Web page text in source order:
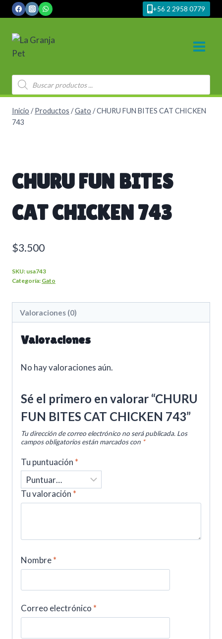
Saltar
al
contenido
+56 2 2958 0779
Búsqueda
de
productos
Inicio / Productos /Gato /CHURU FUN BITES CAT CHICKEN
743
CHURU FUN BITES
CAT CHICKEN 743
$3.500
SKU: usa743
Categoría: Gato
Valoraciones (0)
Valoraciones
No hay valoraciones aún.
Sé el primero en valorar “CHURU
FUN BITES CAT CHICKEN 743”
Tu dirección de correo electrónico no será publicada. Los
campos obligatorios están marcados con *
Tu puntuación *
Tu valoración *
Nombre*
Correo electrónico *